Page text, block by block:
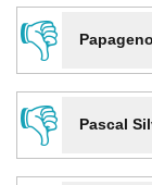
👎
👎
Pascal